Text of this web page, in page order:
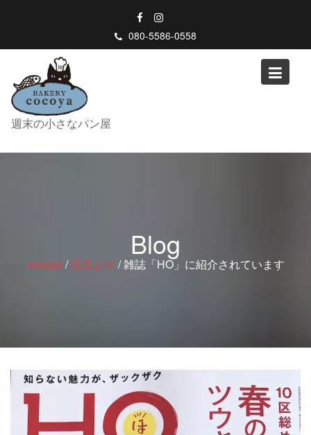
080-5586-0558
週末の小さなパン屋
Blog
cocoya / 店主より /雑誌「HO」に紹介されています